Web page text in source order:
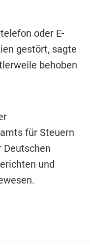
oder E-
gestört, sagte
behoben
für Steuern
Deutschen
und